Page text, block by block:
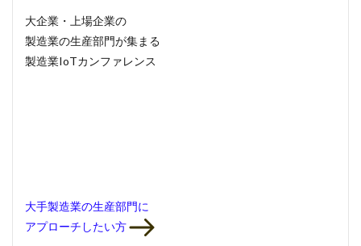
大企業・上場企業の
製造業の生産部門が集まる
製造業IoTカンファレンス
大手製造業の生産部門に
アプローチしたい方